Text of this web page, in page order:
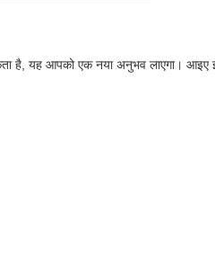
है, यह आपको एक नया अनुभव लाएगा।